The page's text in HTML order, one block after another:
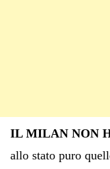
IL MILAN NON
allo stato puro